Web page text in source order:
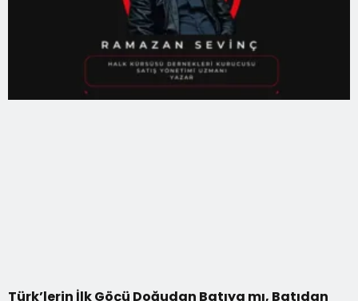
Türk’lerin İlk Göçü Doğudan Batıya mı, Batıdan